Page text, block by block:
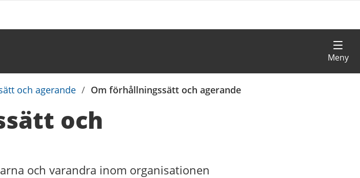
och agerande / Om förhållningssätt och agerande
och
och varandra inom organisationen